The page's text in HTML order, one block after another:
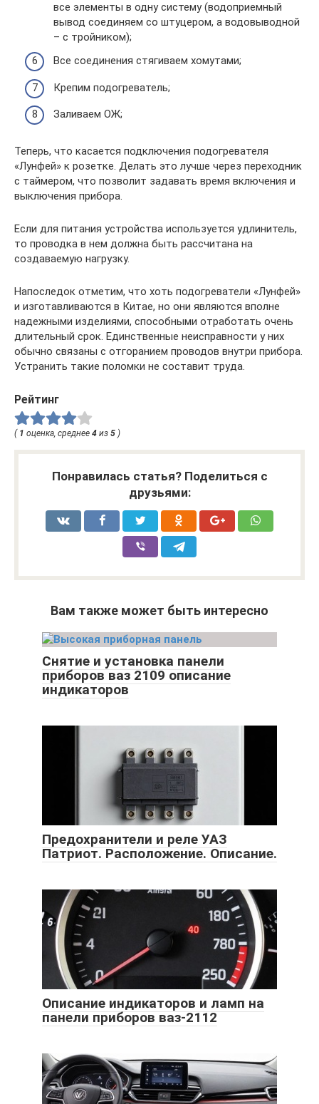
все элементы в одну систему (водоприемный
вывод соединяем со штуцером, а водовыводной
– с тройником);
Все соединения стягиваем хомутами;
Крепим подогреватель;
Заливаем ОЖ;
Теперь, что касается подключения подогревателя
«Лунфей» к розетке. Делать это лучше через переходник
с таймером, что позволит задавать время включения и
выключения прибора.
Если для питания устройства используется удлинитель,
то проводка в нем должна быть рассчитана на
создаваемую нагрузку.
Напоследок отметим, что хоть подогреватели «Лунфей»
и изготавливаются в Китае, но они являются вполне
надежными изделиями, способными отработать очень
длительный срок. Единственные неисправности у них
обычно связаны с отгоранием проводов внутри прибора.
Устранить такие поломки не составит труда.
Рейтинг
( 1 оценка, среднее 4 из 5 )
Понравилась статья? Поделиться с
друзьями:
Вам также может быть интересно
Снятие и установка панели
приборов ваз 2109 описание
индикаторов
Предохранители и реле УАЗ
Патриот. Расположение. Описание.
Описание индикаторов и ламп на
панели приборов ваз-2112